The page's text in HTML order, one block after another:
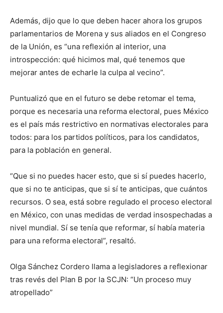
Además, dijo que lo que deben hacer ahora los grupos
parlamentarios de Morena y sus aliados en el Congreso
de la Unión, es “una reflexión al interior, una
introspección: qué hicimos mal, qué tenemos que
mejorar antes de echarle la culpa al vecino”.
Puntualizó que en el futuro se debe retomar el tema,
porque es necesaria una reforma electoral, pues México
es el país más restrictivo en normativas electorales para
todos: para los partidos políticos, para los candidatos,
para la población en general.
“Que si no puedes hacer esto, que si sí puedes hacerlo,
que si no te anticipas, que si sí te anticipas, que cuántos
recursos. O sea, está sobre regulado el proceso electoral
en México, con unas medidas de verdad insospechadas a
nivel mundial. Sí se tenía que reformar, sí había materia
para una reforma electoral”, resaltó.
Olga Sánchez Cordero llama a legisladores a reflexionar
tras revés del Plan B por la SCJN: “Un proceso muy
atropellado”